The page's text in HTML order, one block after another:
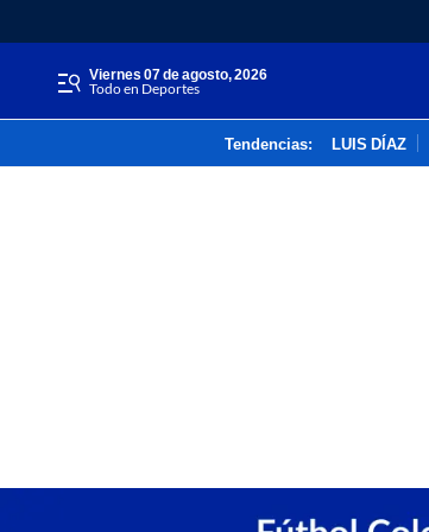
viernes 07 de agosto, 2026
Todo en Deportes
Tendencias: LUIS DÍAZ